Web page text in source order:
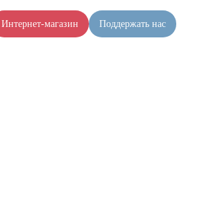
Интернет-магазин Поддержать нас